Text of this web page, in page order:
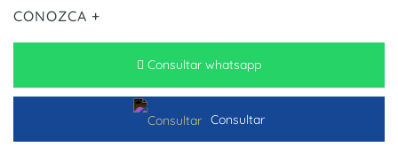
CONOZCA +
Consultar whatsapp
Consultar